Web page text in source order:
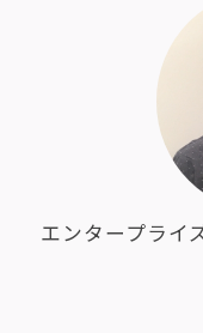
エンタープライ